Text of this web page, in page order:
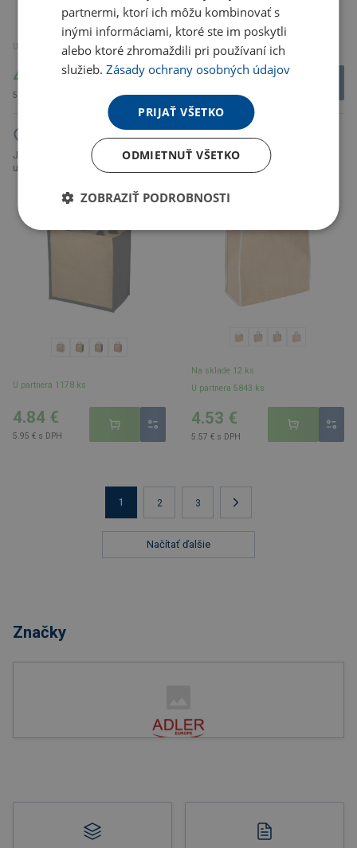
U partnera 495 ks
4.11 €
5.06 € s DPH
U partnera 8358 ks
2.18 €
2.68 € s DPH
Jutová nákupná taška, farebné
uši, prírodná a čierna
U partnera 1178 ks
4.84 €
5.95 € s DPH
Jutová nákupná taška, farebné
uši, prírodná a biela
Na sklade 12 ks
U partnera 5843 ks
4.53 €
5.57 € s DPH
Načítať ďalšie
1 2 3
Značky
partnermi, ktorí ich môžu kombinovať s
inými informáciami, ktoré ste im poskytli
alebo ktoré zhromaždili pri používaní ich
služieb.Zásady ochrany osobných údajov
PRIJAŤ VŠETKO
ODMIETNUŤ VŠETKO
ZOBRAZIŤ PODROBNOSTI